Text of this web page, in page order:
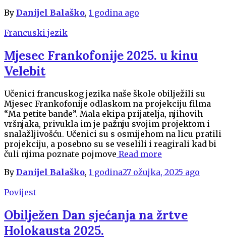
By Danijel Balaško, 1 godina ago
Francuski jezik
Mjesec Frankofonije 2025. u kinu
Velebit
Učenici francuskog jezika naše škole obilježili su
Mjesec Frankofonije odlaskom na projekciju filma
“Ma petite bande”. Mala ekipa prijatelja, njihovih
vršnjaka, privukla im je pažnju svojim projektom i
snalažljivošću. Učenici su s osmijehom na licu pratili
projekciju, a posebno su se veselili i reagirali kad bi
čuli njima poznate pojmove Read more
By Danijel Balaško, 1 godina27 ožujka, 2025 ago
Povijest
Obilježen Dan sjećanja na žrtve
Holokausta 2025.